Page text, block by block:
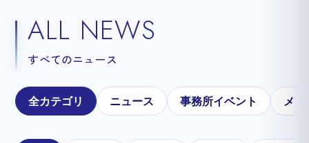
ALL NEWS
すべてのニュース
全カテゴリ ニュース 事務所イベント メ